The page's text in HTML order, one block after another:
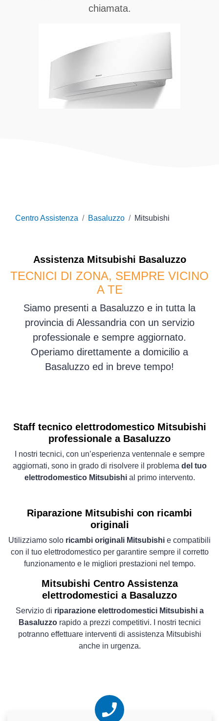
chiamata.
Centro Assistenza Basaluzzo Mitsubishi
Assistenza Mitsubishi Basaluzzo
TECNICI DI ZONA, SEMPRE VICINO
A TE
Siamo presenti a Basaluzzo e in tutta la
provincia di Alessandria con un servizio
professionale e sempre aggiornato.
Operiamo direttamente a domicilio a
Basaluzzo ed in breve tempo!
Staff tecnico elettrodomestico Mitsubishi
professionale a Basaluzzo
I nostri tecnici, con un’esperienza ventennale e sempre
aggiornati, sono in grado di risolvere il problema del tuo
elettrodomestico Mitsubishial primo intervento.
Riparazione Mitsubishi con ricambi
originali
Utilizziamo solo ricambi originali Mitsubishi e compatibili
con il tuo elettrodomestico per garantire sempre il corretto
funzionamento e le migliori prestazioni nel tempo.
Mitsubishi Centro Assistenza
elettrodomestici a Basaluzzo
Servizio di riparazione elettrodomestici Mitsubishi a
Basaluzzorapido a prezzi competitivi. I nostri tecnici
potranno effettuare interventi di assistenza Mitsubishi
anche in urgenza.